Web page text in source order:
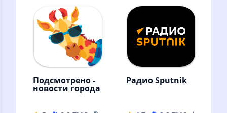
на Украине и в
мире
Подсмотрено -
новости города
Радио Sputnik